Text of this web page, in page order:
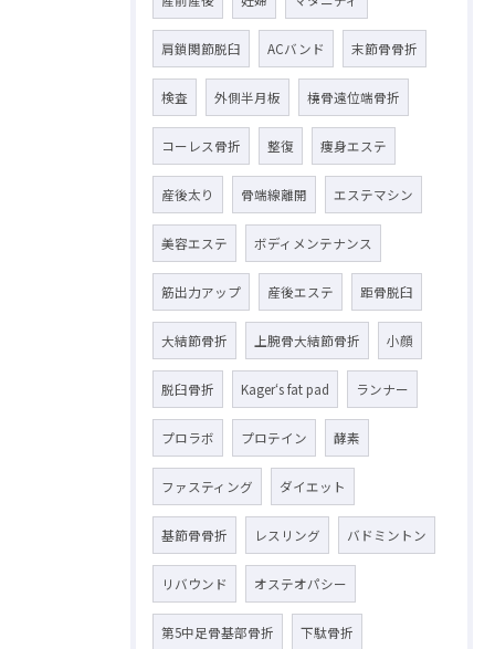
肩鎖関節脱臼 ACバンド 末節骨骨折
検査 外側半月板 橈骨遠位端骨折
コーレス骨折 整復 痩身エステ
産後太り 骨端線離開 エステマシン
美容エステ ボディメンテナンス
筋出力アップ 産後エステ 距骨脱臼
大結節骨折 上腕骨大結節骨折 小顔
脱臼骨折 Kager‘s fat pad ランナー
プロラボ プロテイン 酵素
ファスティング ダイエット
基節骨骨折 レスリング バドミントン
リバウンド オステオパシー
第5中足骨基部骨折 下駄骨折